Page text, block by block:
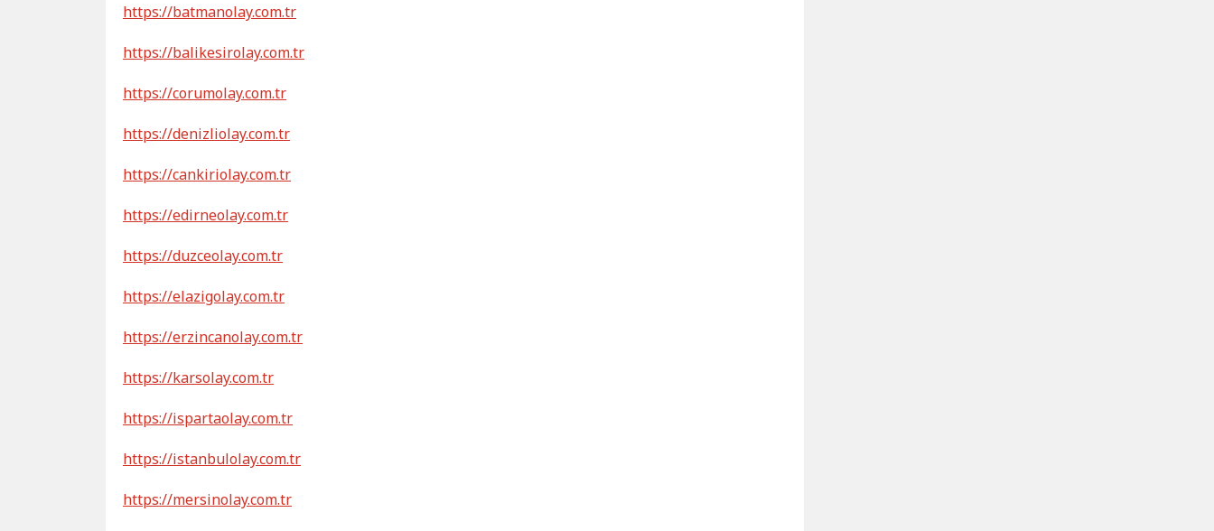
https://batmanolay.com.tr
https://balikesirolay.com.tr
https://corumolay.com.tr
https://denizliolay.com.tr
https://cankiriolay.com.tr
https://edirneolay.com.tr
https://duzceolay.com.tr
https://elazigolay.com.tr
https://erzincanolay.com.tr
https://karsolay.com.tr
https://ispartaolay.com.tr
https://istanbulolay.com.tr
https://mersinolay.com.tr